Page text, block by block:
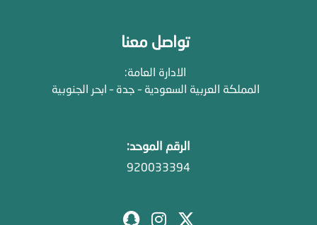
تواصل معنا
الادارة العامة:
المملكة العربية السعودية – جدة – ابحر الجنوبية
الرقم الموحد:
920033394